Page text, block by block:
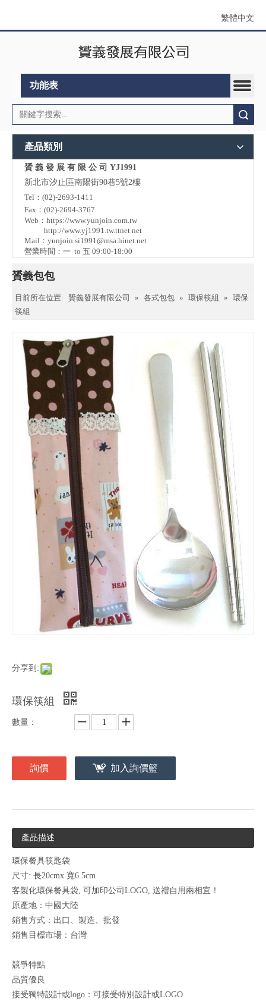
繁體中文
功能表
產品類別
贇 義 發 展 有 限 公 司 YJ1991
新北市汐止區南陽街90巷5號2樓
Tel：(02)-2693-1411
Fax：(02)-2694-3767
Web： https://www.yunjoin.com.tw
http://www.yj1991.tw.ttnet.net
Mail： yunjoin.si1991@msa.hinet.net
營業時間：一 to 五 09:00-18:00
贇義包包
目前所在位置: 贇義發展有限公司 » 各式包包 » 環保筷組 » 環保
筷組
分享到:
環保筷組
數量：
詢價 加入詢價籃
產品描述
環保餐具筷匙袋
尺寸: 長20cmx 寬6.5cm
客製化環保餐具袋, 可加印公司LOGO, 送禮自用兩相宜！
原產地：中國大陸
銷售方式：出口、製造、批發
銷售目標市場：台灣
競爭特點
品質優良
接受獨特設計或logo：可接受特別設計或LOGO